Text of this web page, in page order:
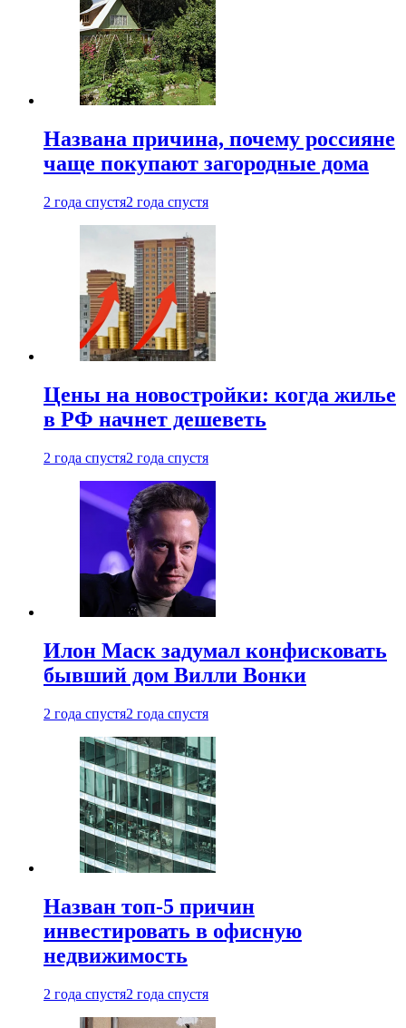
Названа причина, почему россияне
чаще покупают загородные дома
2 года спустя2 года спустя
Цены на новостройки: когда жилье
в РФ начнет дешеветь
2 года спустя2 года спустя
Илон Маск задумал конфисковать
бывший дом Вилли Вонки
2 года спустя2 года спустя
Назван топ-5 причин
инвестировать в офисную
недвижимость
2 года спустя2 года спустя